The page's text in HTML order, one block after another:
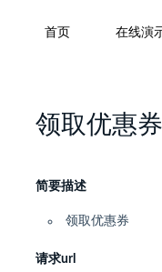
首页 在线演
领取优惠券
简要描述
领取优惠券
请求url